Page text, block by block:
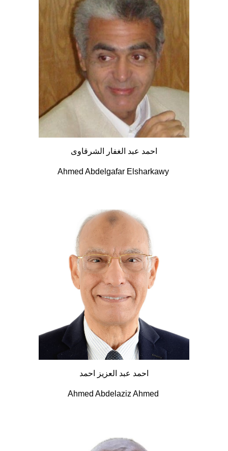
احمد عبد الغفار الشرقاوى
Ahmed Abdelgafar Elsharkawy
احمد عبد العزيز احمد
Ahmed Abdelaziz Ahmed